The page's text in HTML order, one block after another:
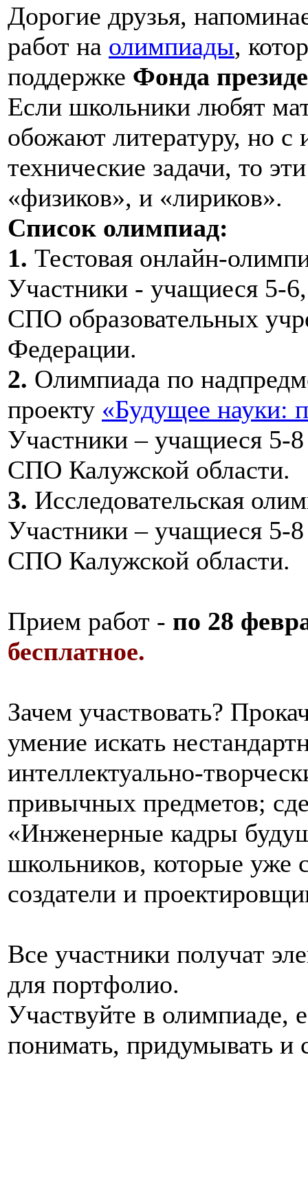
Дорогие друзья,
работ на олимпиады,
поддержке Фонда
Если школьники любят
обожают литературу, но с
технические задачи, то
«физиков», и «лириков».
Список олимпиад:
1. Тестовая онлайн-
Участники - учащиеся 5-
СПО образовательных
Федерации.
2. Олимпиада по
проекту «Будущее науки:
Участники – учащиеся 5-
СПО Калужской области.
3. Исследовательская
Участники – учащиеся 5-
СПО Калужской области.
Прием работ - по 28
бесплатное.
Зачем участвовать?
умение искать
интеллектуально-
привычных предметов;
«Инженерные кадры
школьников, которые уже
создатели и
Все участники получат
для портфолио.
Участвуйте в олимпиаде,
понимать, придумывать и